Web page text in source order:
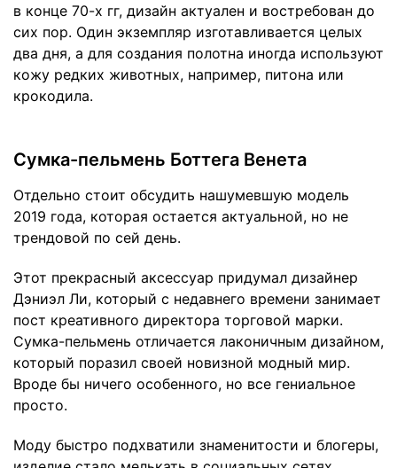
в конце 70-х гг, дизайн актуален и востребован до
сих пор. Один экземпляр изготавливается целых
два дня, а для создания полотна иногда используют
кожу редких животных, например, питона или
крокодила.
Сумка-пельмень Боттега Венета
Отдельно стоит обсудить нашумевшую модель
2019 года, которая остается актуальной, но не
трендовой по сей день.
Этот прекрасный аксессуар придумал дизайнер
Дэниэл Ли, который с недавнего времени занимает
пост креативного директора торговой марки.
Сумка-пельмень отличается лаконичным дизайном,
который поразил своей новизной модный мир.
Вроде бы ничего особенного, но все гениальное
просто.
Моду быстро подхватили знаменитости и блогеры,